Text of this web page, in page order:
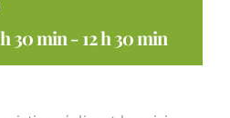
30 min-12 h 30 min